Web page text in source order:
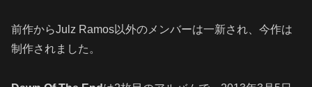
前作からJulz Ramos以外のメンバーは一新され、今作は
制作されました。